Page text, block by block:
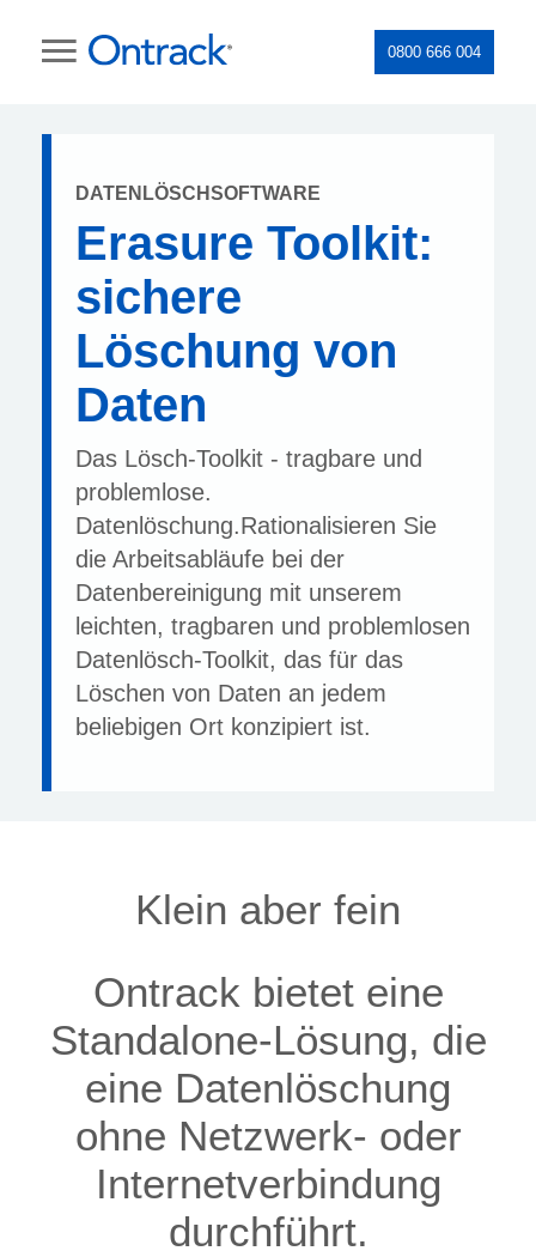
0800 666 004
DATENLÖSCHSOFTWARE
Erasure Toolkit:
sichere
Löschung von
Daten
Das Lösch-Toolkit - tragbare und
problemlose.
Datenlöschung.Rationalisieren Sie
die Arbeitsabläufe bei der
Datenbereinigung mit unserem
leichten, tragbaren und problemlosen
Datenlösch-Toolkit, das für das
Löschen von Daten an jedem
beliebigen Ort konzipiert ist.
Klein aber fein
Ontrack bietet eine
Standalone-Lösung, die
eine Datenlöschung
ohne Netzwerk- oder
Internetverbindung
durchführt.